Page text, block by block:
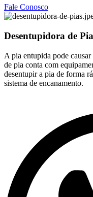
Fale Conosco
Desentupidora de
A pia entupida pode
de pia conta com
desentupir a pia de forma
sistema de encanamento.